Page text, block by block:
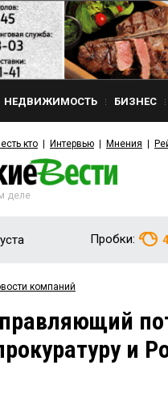
НЕДВИЖИМОСТЬ БИЗНЕС
кто Интервью Мнения
деле
Пробки:
компаний
и